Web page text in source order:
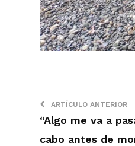
ARTÍCULO ANTERIOR
“Algo me va a
cabo antes de